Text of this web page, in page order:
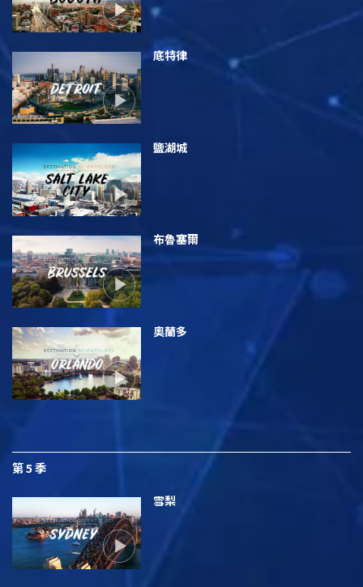
底特律
鹽湖城
布魯塞爾
奧蘭多
第 5 季
雪梨